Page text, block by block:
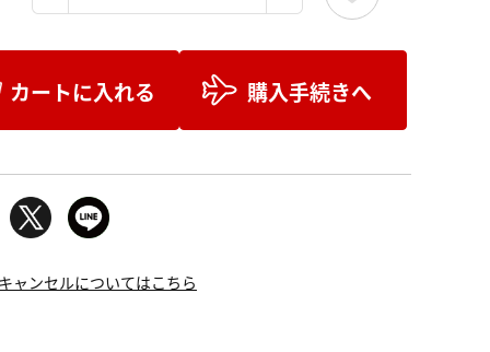
カートに入れる 購入手続きへ
ャンセルについてはこちら